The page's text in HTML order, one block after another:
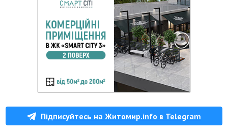
Підписуйтесь на Житомир.info в Telegram